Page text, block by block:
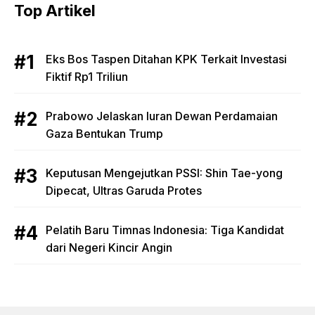
Top Artikel
Eks Bos Taspen Ditahan KPK Terkait Investasi
Fiktif Rp1 Triliun
Prabowo Jelaskan Iuran Dewan Perdamaian
Gaza Bentukan Trump
Keputusan Mengejutkan PSSI: Shin Tae-yong
Dipecat, Ultras Garuda Protes
Pelatih Baru Timnas Indonesia: Tiga Kandidat
dari Negeri Kincir Angin